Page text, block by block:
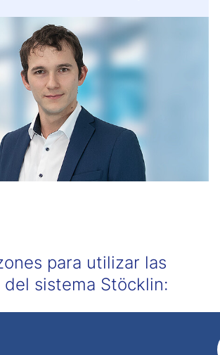
para utilizar las
del sistema Stöcklin: